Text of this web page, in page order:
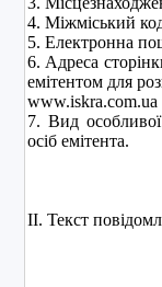
4. Міжміський
5. Електронна
6. Адреса
емітентом для
www.iskra.com.ua
7. Вид
осіб емітента.
II. Текст